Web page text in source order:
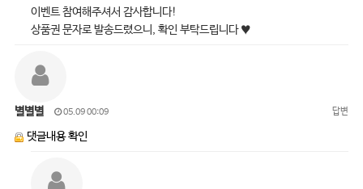
이벤트 참여해주셔서 감사합니다!
상품권 문자로 발송드렸으니, 확인 부탁드립니다 ♥
별별별 05.09 00:09 답변
댓글내용 확인